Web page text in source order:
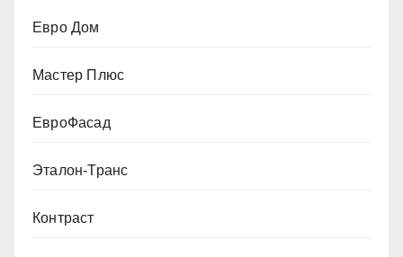
Евро Дом
Мастер Плюс
ЕвроФасад
Эталон-Транс
Контраст